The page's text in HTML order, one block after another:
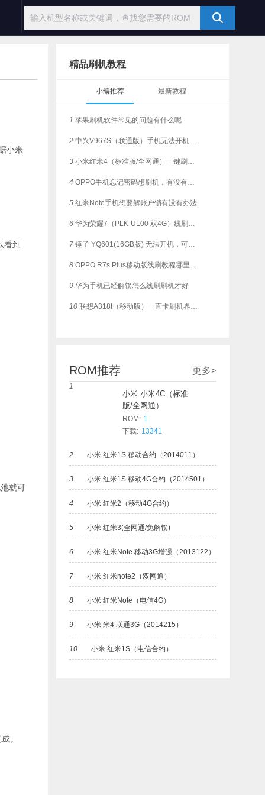
小米
看到
就可
。
精品刷机教程
小编推荐 最新教程
1 苹果刷机软件常见的问题有什么呢
2中兴V967S（联通版）手机无法开机，是否支持一键刷机？
3小米红米4（标准版/全网通）一键刷机教程
4 OPPO手机忘记密码想刷机，有没有简单教程？
5红米Note手机想要解账户锁有没有办法
6华为荣耀7（PLK-UL00 双4G）线刷解锁，支持一键刷机
7锤子 YQ601(16GB版) 无法开机，可有解决的刷机方法？
8OPPO R7s Plus移动版线刷教程哪里有？可一键救砖
9华为手机已经解锁怎么线刷刷机才好
10联想A318t（移动版）一直卡刷机界面，这个如何刷？
ROM推荐 更多>
1
小米 小米4C（标准
版/全网通）
ROM: 1
下载: 13341
2 小米 红米1S 移动合约（2014011）
3 小米 红米1S 移动4G合约（2014501）
4 小米 红米2（移动4G合约）
5 小米 红米3(全网通/免解锁)
6 小米 红米Note 移动3G增强（2013122）
7 小米 红米note2（双网通）
8 小米 红米Note（电信4G）
9 小米 米4 联通3G（2014215）
10 小米 红米1S（电信合约）